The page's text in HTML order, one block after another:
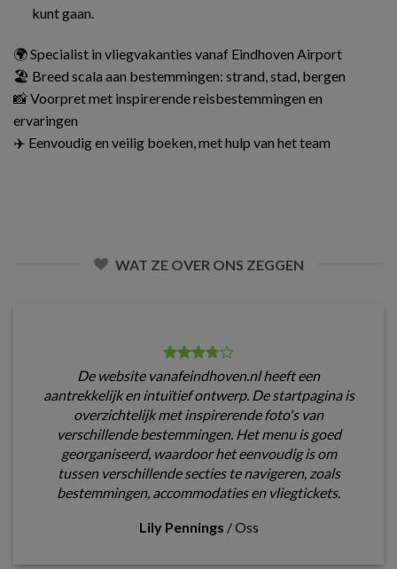
kunt gaan.
🌍 Specialist in vliegvakanties vanaf Eindhoven Airport
🏖️ Breed scala aan bestemmingen: strand, stad, bergen
📸 Voorpret met inspirerende reisbestemmingen en
ervaringen
✈️ Eenvoudig en veilig boeken, met hulp van het team
WAT ZE OVER ONS ZEGGEN
De website vanafeindhoven.nl heeft een
aantrekkelijk en intuïtief ontwerp. De startpagina is
overzichtelijk met inspirerende foto's van
verschillende bestemmingen. Het menu is goed
georganiseerd, waardoor het eenvoudig is om
tussen verschillende secties te navigeren, zoals
bestemmingen, accommodaties en vliegtickets.
Lily Pennings /Oss